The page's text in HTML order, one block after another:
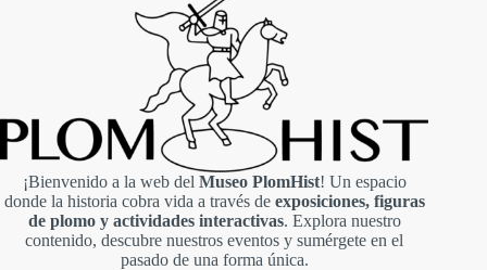
¡Bienvenido a la web del Museo PlomHist! Un espacio
donde la historia cobra vida a través de exposiciones, figuras
de plomo y actividades interactivas. Explora nuestro
contenido, descubre nuestros eventos y sumérgete en el
pasado de una forma única.